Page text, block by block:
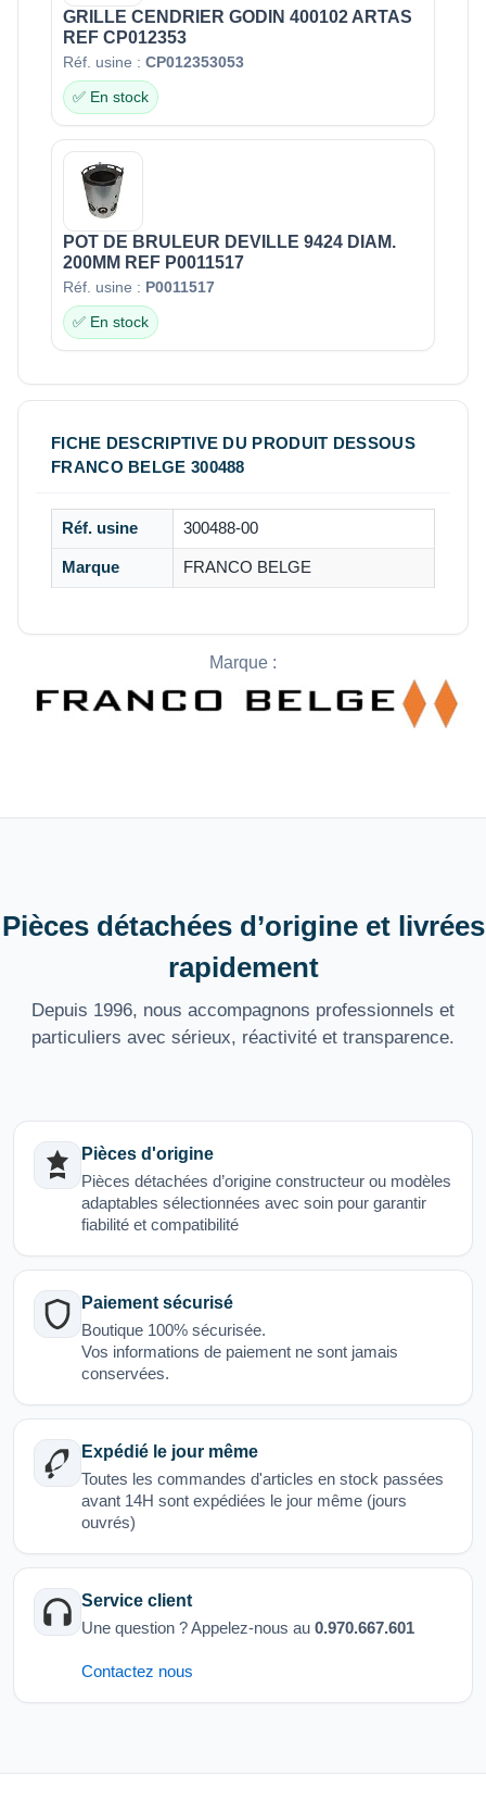
GRILLE CENDRIER GODIN 400102 ARTAS
REF CP012353
Réf. usine : CP012353053
✅ En stock
POT DE BRULEUR DEVILLE 9424 DIAM.
200MM REF P0011517
Réf. usine : P0011517
✅ En stock
FICHE DESCRIPTIVE DU PRODUIT DESSOUS
FRANCO BELGE 300488
Réf. usine 300488-00
Marque FRANCO BELGE
Marque :
Pièces détachées d’origine et livrées
rapidement
Depuis 1996, nous accompagnons professionnels et
particuliers avec sérieux, réactivité et transparence.
Pièces d'origine
Pièces détachées d’origine constructeur ou modèles
adaptables sélectionnées avec soin pour garantir
fiabilité et compatibilité
Paiement sécurisé
Boutique 100% sécurisée.
Vos informations de paiement ne sont jamais
conservées.
Expédié le jour même
Toutes les commandes d'articles en stock passées
avant 14H sont expédiées le jour même (jours
ouvrés)
Service client
Une question ? Appelez-nous au 0.970.667.601
Contactez nous